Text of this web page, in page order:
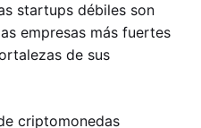
startups débiles son
empresas más fuertes
de sus
criptomonedas